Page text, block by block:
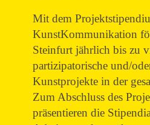
Mit dem
KunstKommunikation
Steinfurt jährlich bis zu
partizipatorische und/
Kunstprojekte in der
Zum Abschluss des
präsentieren die